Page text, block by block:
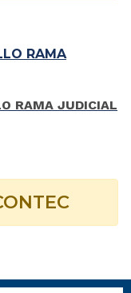
RAMA
RAMA JUDICIAL